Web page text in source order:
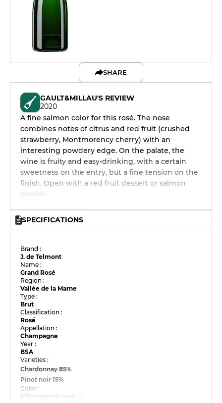
SHARE
GAULT&MILLAU'S REVIEW
2020
A fine salmon color for this rosé. The nose
combines notes of citrus and red fruit (crushed
strawberry, Montmorency cherry) with an
interesting powdery edge. On the palate, the
wine is fruity and easy-drinking, with a certain
sweetness on the entry, but a fine tension on the
finish. Open with a red fruit dessert or salmon
gravlax.
SPECIFICATIONS
Brand :
J. de Telmont
Name :
Grand Rosé
Region :
Vallée de la Marne
Type :
Brut
Classification :
Rosé
Appellation :
Champagne
Year :
BSA
Varieties :
Chardonnay85%
Pinot noir15%
Color :
Effervescent rosé